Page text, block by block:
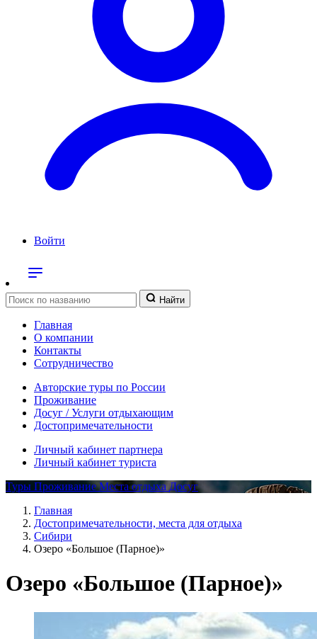
Войти
Найти
Главная
О компании
Контакты
Сотрудничество
Авторские туры по России
Проживание
Досуг / Услуги отдыхающим
Достопримечательности
Личный кабинет партнера
Личный кабинет туриста
Туры ПроживаниеМеста отдыха Досуг
Главная
Достопримечательности, места для отдыха
Сибири
Озеро «Большое (Парное)»
Озеро «Большое (Парное)»